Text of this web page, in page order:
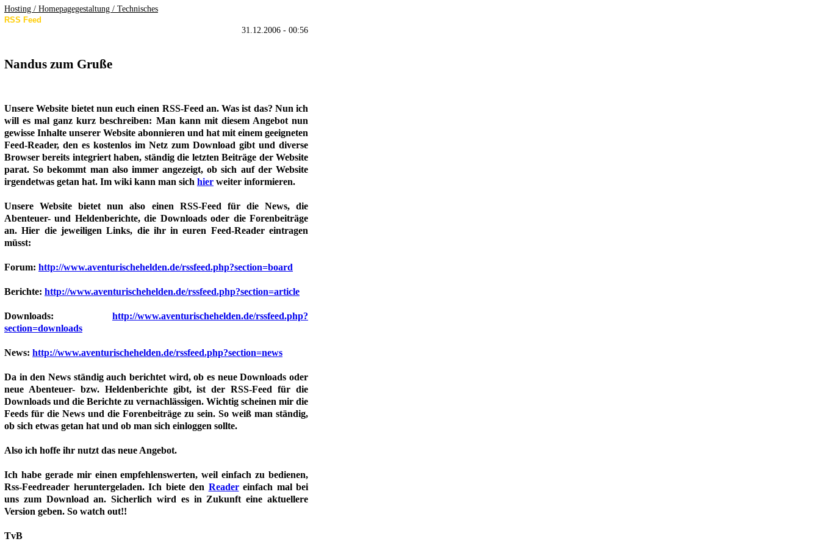
Hosting / Homepagegestaltung / Technisches
RSS Feed
31.12.2006 - 00:56
Nandus zum Gruße
Unsere Website bietet nun euch einen RSS-Feed an. Was ist das? Nun ich
will es mal ganz kurz beschreiben: Man kann mit diesem Angebot nun
gewisse Inhalte unserer Website abonnieren und hat mit einem geeigneten
Feed-Reader, den es kostenlos im Netz zum Download gibt und diverse
Browser bereits integriert haben, ständig die letzten Beiträge der Website
parat. So bekommt man also immer angezeigt, ob sich auf der Website
irgendetwas getan hat. Im wiki kann man sich hier weiter informieren.
Unsere Website bietet nun also einen RSS-Feed für die News, die
Abenteuer- und Heldenberichte, die Downloads oder die Forenbeiträge
an. Hier die jeweiligen Links, die ihr in euren Feed-Reader eintragen
müsst:
Forum: http://www.aventurischehelden.de/rssfeed.php?section=board
Berichte: http://www.aventurischehelden.de/rssfeed.php?section=article
Downloads: http://www.aventurischehelden.de/rssfeed.php?
section=downloads
News: http://www.aventurischehelden.de/rssfeed.php?section=news
Da in den News ständig auch berichtet wird, ob es neue Downloads oder
neue Abenteuer- bzw. Heldenberichte gibt, ist der RSS-Feed für die
Downloads und die Berichte zu vernachlässigen. Wichtig scheinen mir die
Feeds für die News und die Forenbeiträge zu sein. So weiß man ständig,
ob sich etwas getan hat und ob man sich einloggen sollte.
Also ich hoffe ihr nutzt das neue Angebot.
Ich habe gerade mir einen empfehlenswerten, weil einfach zu bedienen,
Rss-Feedreader heruntergeladen. Ich biete den Readereinfach mal bei
uns zum Download an. Sicherlich wird es in Zukunft eine aktuellere
Version geben. So watch out!!
TvB